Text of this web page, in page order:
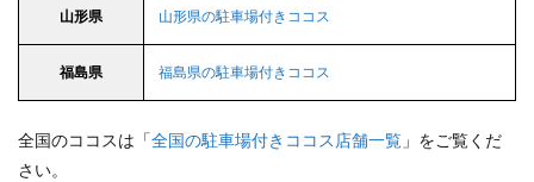
山形県 山形県の駐車場付きココス
福島県 福島県の駐車場付きココス
全国のココスは「全国の駐車場付きココス店舗一覧 」をご覧くだ
さい。